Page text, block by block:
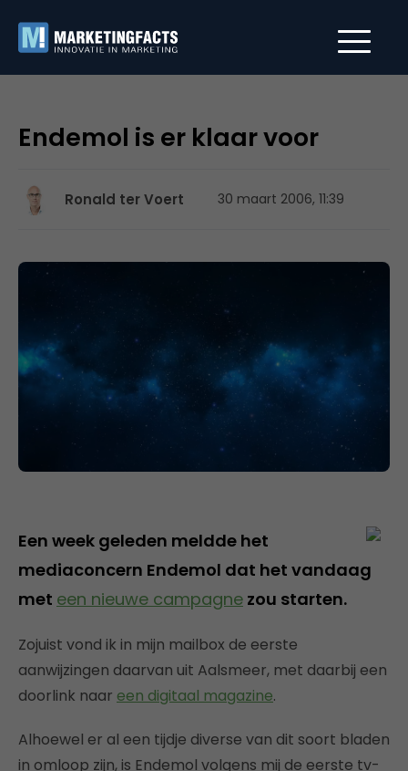
Endemol is er klaar voor
Ronald ter Voert 30 maart 2006, 11:39
Een week geleden meldde het
mediaconcern Endemol dat het vandaag
met een nieuwe campagne zou starten.
Zojuist vond ik in mijn mailbox de eerste
aanwijzingen daarvan uit Aalsmeer, met daarbij een
doorlink naar een digitaal magazine.
Alhoewel er al een tijdje diverse van dit soort bladen
in omloop zijn, is Endemol volgens mij de eerste tv-